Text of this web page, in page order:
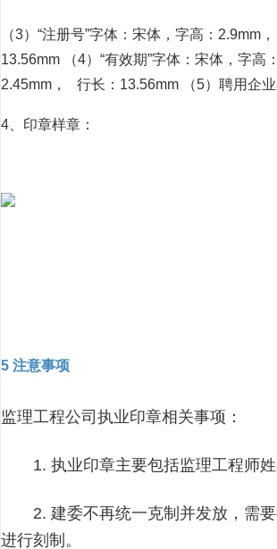
（3）“注册号”字体：宋体，字高：
13.56mm （4）“有效期”字体：宋体，字
2.45mm， 行长：13.56mm （5）聘用企
4、印章样章：
5 注意事项
监理工程公司执业印章相关事项：
1. 执业印章主要包括监理工程师姓
2. 建委不再统一克制并发放，需要
进行刻制。